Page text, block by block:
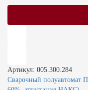
Артикул: 005.300.284
Сварочный